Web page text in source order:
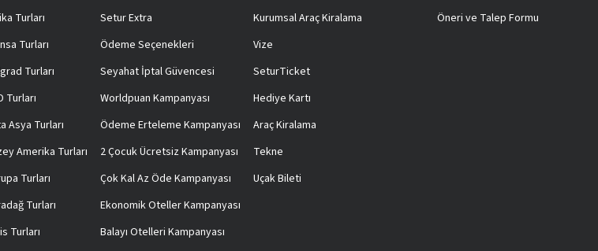
Turları
Turları
Turları
Turları
Asya Turları
Amerika Turları
Turları
Turları
Turları
Setur Extra
Ödeme Seçenekleri
Seyahat İptal Güvencesi
Worldpuan Kampanyası
Ödeme Erteleme Kampanyası
2 Çocuk Ücretsiz Kampanyası
Çok Kal Az Öde Kampanyası
Ekonomik Oteller Kampanyası
Balayı Otelleri Kampanyası
Kurumsal Araç Kiralama
Vize
SeturTicket
Hediye Kartı
Araç Kiralama
Tekne
Uçak Bileti
Öneri ve Talep Formu